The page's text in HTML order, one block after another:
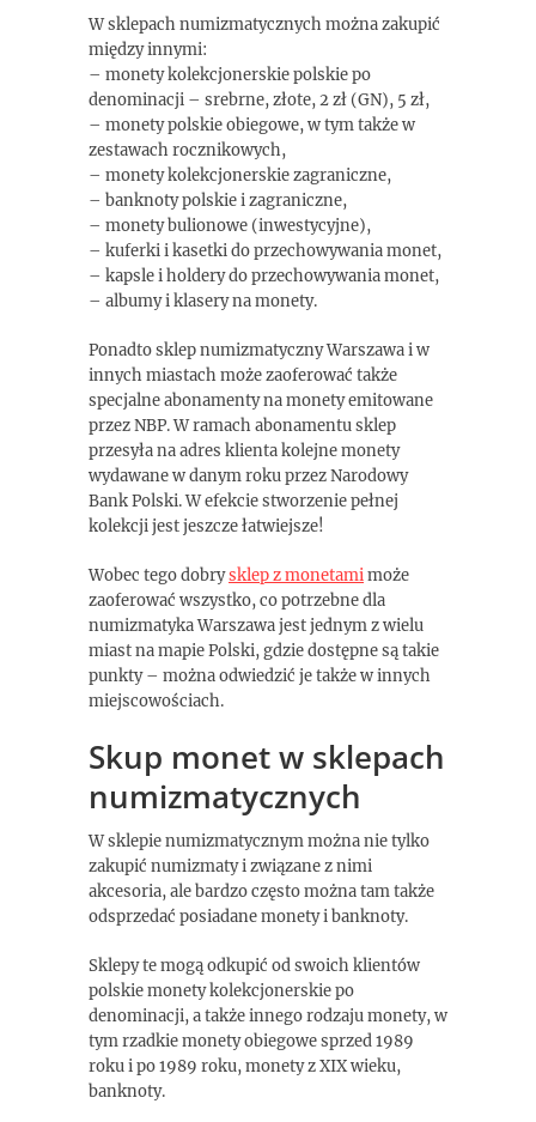
W sklepach numizmatycznych można zakupić
między innymi:
– monety kolekcjonerskie polskie po
denominacji – srebrne, złote, 2 zł (GN), 5 zł,
– monety polskie obiegowe, w tym także w
zestawach rocznikowych,
– monety kolekcjonerskie zagraniczne,
– banknoty polskie i zagraniczne,
– monety bulionowe (inwestycyjne),
– kuferki i kasetki do przechowywania monet,
– kapsle i holdery do przechowywania monet,
– albumy i klasery na monety.
Ponadto sklep numizmatyczny Warszawa i w
innych miastach może zaoferować także
specjalne abonamenty na monety emitowane
przez NBP. W ramach abonamentu sklep
przesyła na adres klienta kolejne monety
wydawane w danym roku przez Narodowy
Bank Polski. W efekcie stworzenie pełnej
kolekcji jest jeszcze łatwiejsze!
Wobec tego dobrysklep z monetamimoże
zaoferować wszystko, co potrzebne dla
numizmatyka Warszawa jest jednym z wielu
miast na mapie Polski, gdzie dostępne są takie
punkty – można odwiedzić je także w innych
miejscowościach.
Skup monet w sklepach
numizmatycznych
W sklepie numizmatycznym można nie tylko
zakupić numizmaty i związane z nimi
akcesoria, ale bardzo często można tam także
odsprzedać posiadane monety i banknoty.
Sklepy te mogą odkupić od swoich klientów
polskie monety kolekcjonerskie po
denominacji, a także innego rodzaju monety, w
tym rzadkie monety obiegowe sprzed 1989
roku i po 1989 roku, monety z XIX wieku,
banknoty.